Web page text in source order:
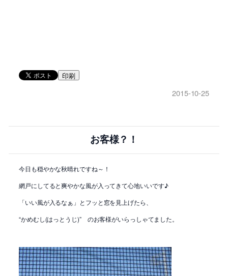
印刷
2015-10-25
お客様？！
今日も穏やかな秋晴れですね～！
網戸にしてると爽やかな風が入ってきて心地いいです♪
「いい風が入るなぁ」とフッと窓を見上げたら、
“かめむし(はっとうじ)” のお客様がいらっしゃてました。